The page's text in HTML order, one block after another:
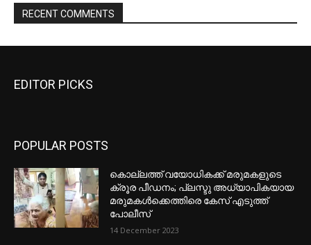
EDITOR PICKS
POPULAR POSTS
കൊല്ലത്ത് വയോധികക്ക് മരുമകളുടെ
ക്രൂര പീഡനം; പ്ലസ്ടു അധ്യാപികയായ
മരുമകൾക്കെത്തിരെ കേസ് എടുത്ത്
പോലീസ്
14 December 2023